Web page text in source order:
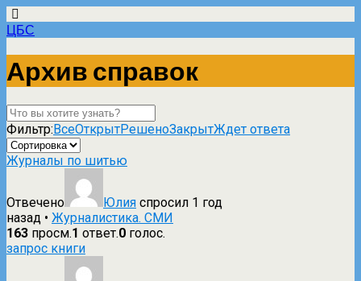
ЦБС
Архив справок
Фильтр:ВсеОткрытРешеноЗакрытЖдет ответа
Журналы по шитью
Отвечено Юлия спросил 1 год
назад • Журналистика. СМИ
163 просм.1 ответ.0 голос.
запрос книги